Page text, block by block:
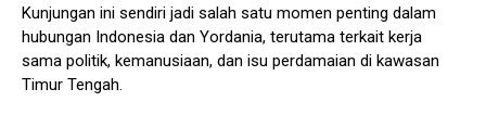
Kunjungan ini sendiri jadi salah satu momen penting dalam
hubungan Indonesia dan Yordania, terutama terkait kerja
sama politik, kemanusiaan, dan isu perdamaian di kawasan
Timur Tengah.